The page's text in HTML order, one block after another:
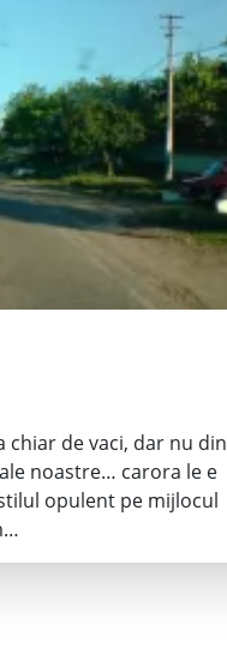
chiar de vaci, dar nu din
noastre… carora le e
opulent pe mijlocul